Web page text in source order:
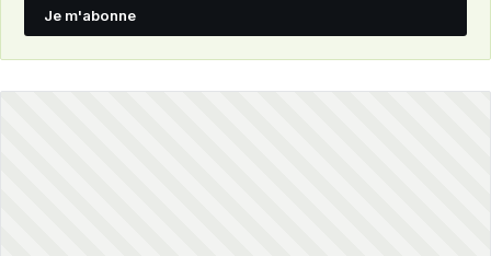
Je m'abonne